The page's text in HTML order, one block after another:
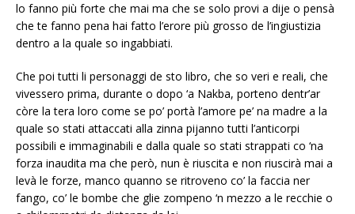
lo fanno più forte che mai ma che se solo provi a dije o pensà
che te fanno pena hai fatto l’erore più grosso de l’ingiustizia
dentro a la quale so ingabbiati.
Che poi tutti li personaggi de sto libro, che so veri e reali, che
vivessero prima, durante o dopo ‘a Nakba, porteno dentr’ar
còre la tera loro come se po’ portà l’amore pe’ na madre a la
quale so stati attaccati alla zinna pijanno tutti l’anticorpi
possibili e immaginabili e dalla quale so stati strappati co ‘na
forza inaudita ma che però, nun è riuscita e non riuscirà mai a
levà le forze, manco quanno se ritroveno co’ la faccia ner
fango, co’ le bombe che glie zompeno ‘n mezzo a le recchie o